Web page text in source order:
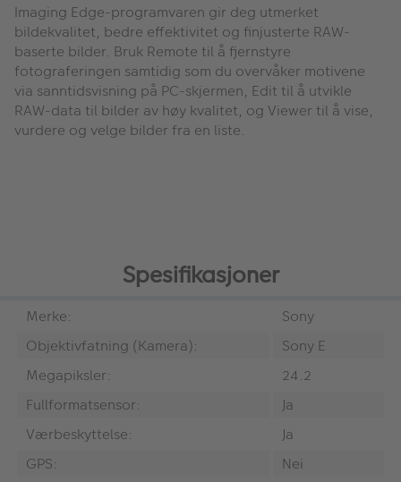
Imaging Edge-programvaren gir deg utmerket
bildekvalitet, bedre effektivitet og finjusterte RAW-
baserte bilder. Bruk Remote til å fjernstyre
fotograferingen samtidig som du overvåker motivene
via sanntidsvisning på PC-skjermen, Edit til å utvikle
RAW-data til bilder av høy kvalitet, og Viewer til å vise,
vurdere og velge bilder fra en liste.
Spesifikasjoner
Merke:
Sony
Objektivfatning (Kamera):
Sony E
Megapiksler:
24.2
Fullformatsensor:
Ja
Værbeskyttelse:
Ja
GPS:
Nei